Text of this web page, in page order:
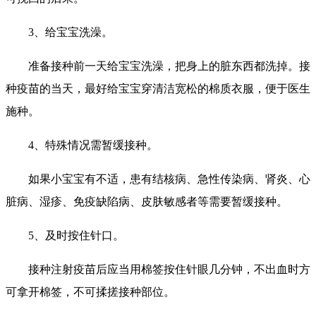
3、给宝宝洗澡。
准备接种前一天给宝宝洗澡，把身上的脏东西都洗掉。接
种疫苗的当天，最好给宝宝穿清洁宽松的棉质衣服，便于医生
施种。
4、特殊情况需暂缓接种。
如果小宝宝有不适，患有结核病、急性传染病、肾炎、心
脏病、湿疹、免疫缺陷病、皮肤敏感者等需要暂缓接种。
5、及时按住针口。
接种注射疫苗后应当用棉签按住针眼几分钟，不出血时方
可拿开棉签，不可揉搓接种部位。